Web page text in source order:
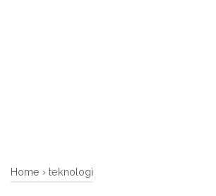
Home › teknologi